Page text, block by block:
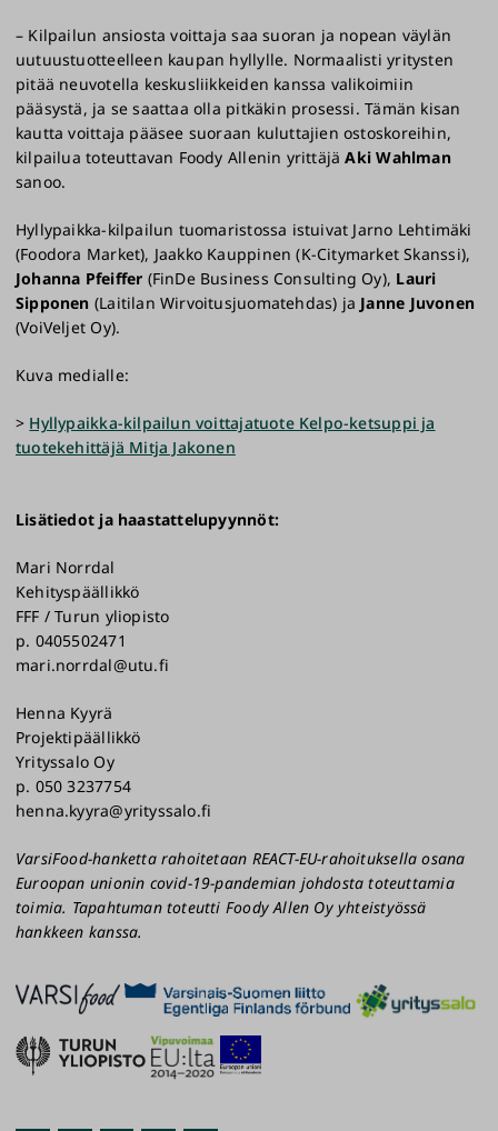
– Kilpailun ansiosta voittaja saa suoran ja nopean väylän
uutuustuotteelleen kaupan hyllylle. Normaalisti yritysten
pitää neuvotella keskusliikkeiden kanssa valikoimiin
pääsystä, ja se saattaa olla pitkäkin prosessi. Tämän kisan
kautta voittaja pääsee suoraan kuluttajien ostoskoreihin,
kilpailua toteuttavan Foody Allenin yrittäjäAki Wahlman
sanoo.
Hyllypaikka-kilpailun tuomaristossa istuivat Jarno Lehtimäki
(Foodora Market), Jaakko Kauppinen (K-Citymarket Skanssi),
Johanna Pfeiffer (FinDe Business Consulting Oy), Lauri
Sipponen (Laitilan Wirvoitusjuomatehdas) ja Janne Juvonen
(VoiVeljet Oy).
Kuva medialle:
> Hyllypaikka-kilpailun voittajatuote Kelpo-ketsuppi ja
tuotekehittäjä Mitja Jakonen
Lisätiedot ja haastattelupyynnöt:
Mari Norrdal
Kehityspäällikkö
FFF / Turun yliopisto
p. 0405502471
mari.norrdal@utu.fi
Henna Kyyrä
Projektipäällikkö
Yrityssalo Oy
p. 050 3237754
henna.kyyra@yrityssalo.fi
VarsiFood-hanketta rahoitetaan REACT-EU-rahoituksella osana
Euroopan unionin covid-19-pandemian johdosta toteuttamia
toimia. Tapahtuman toteutti Foody Allen Oy yhteistyössä
hankkeen kanssa.